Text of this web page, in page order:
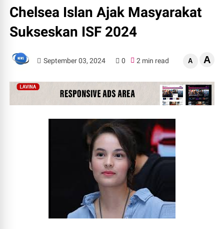
Chelsea Islan Ajak Masyarakat
Sukseskan ISF 2024
September 03, 2024 0 2 min read A A